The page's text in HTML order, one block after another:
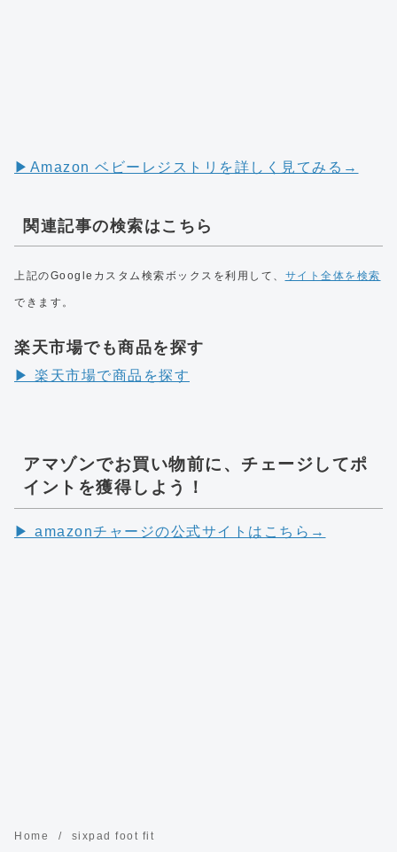
▶︎Amazon ベビーレジストリを詳しく見てみる→
関連記事の検索はこちら
上記のGoogleカスタム検索ボックスを利用して、 サイト全体を検索
できます。
楽天市場でも商品を探す
▶︎ 楽天市場で商品を探す
アマゾンでお買い物前に、チェージしてポ
イントを獲得しよう！
▶︎ amazonチャージの公式サイトはこちら→
Home sixpad foot fit